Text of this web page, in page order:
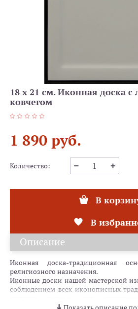
18 х 21 см. Иконная доска с
ковчегом
1 890 руб.
Количество:
В
В
Описание
Иконная доска-традиционная
религиозного назначения.
Иконные доски нашей мастерской
соблюдением всех иконописных
используются сосновые шпонки.